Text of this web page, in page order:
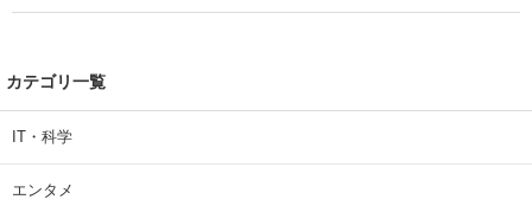
| 大学 ねとらぼリサーチ
カテゴリ一覧
IT・科学
エンタメ